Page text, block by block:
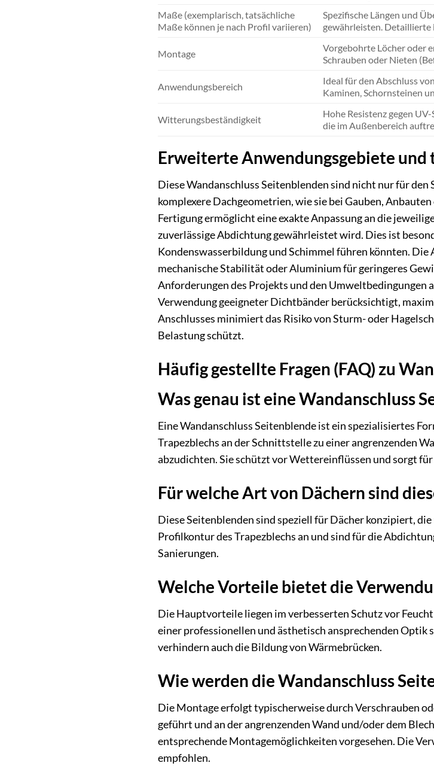
Maße (exemplarisch, tatsächliche
Maße können je nach Profil variieren)
Spezifische Längen und
gewährleisten. Detaillierte
Montage
Vorgebohrte Löcher oder
Schrauben oder Nieten
Anwendungsbereich
Ideal für den Abschluss
Kaminen, Schornsteinen
Witterungsbeständigkeit
Hohe Resistenz gegen
die im Außenbereich
Erweiterte Anwendungsgebiete und
Diese Wandanschluss Seitenblenden sind nicht nur für
komplexere Dachgeometrien, wie sie bei Gauben,
Fertigung ermöglicht eine exakte Anpassung an die
zuverlässige Abdichtung gewährleistet wird. Dies ist
Kondenswasserbildung und Schimmel führen könnten.
mechanische Stabilität oder Aluminium für geringeres
Anforderungen des Projekts und den Umweltbedingungen
Verwendung geeigneter Dichtbänder berücksichtigt,
Anschlusses minimiert das Risiko von Sturm- oder
Belastung schützt.
Häufig gestellte Fragen (FAQ) zu
Was genau ist eine Wandanschluss
Eine Wandanschluss Seitenblende ist ein spezialisiertes
Trapezblechs an der Schnittstelle zu einer angrenzenden
abzudichten. Sie schützt vor Wettereinflüssen und sorgt
Für welche Art von Dächern sind
Diese Seitenblenden sind speziell für Dächer konzipiert,
Profilkontur des Trapezblechs an und sind für die
Sanierungen.
Welche Vorteile bietet die
Die Hauptvorteile liegen im verbesserten Schutz vor
einer professionellen und ästhetisch ansprechenden
verhindern auch die Bildung von Wärmebrücken.
Wie werden die Wandanschluss
Die Montage erfolgt typischerweise durch Verschrauben
geführt und an der angrenzenden Wand und/oder dem
entsprechende Montagemöglichkeiten vorgesehen. Die
empfohlen.